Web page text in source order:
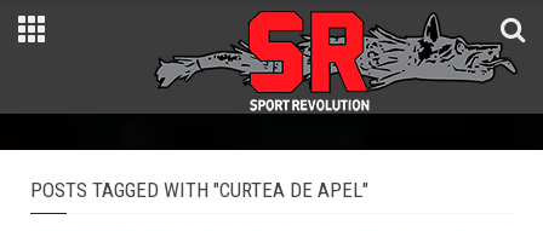
POSTS TAGGED WITH "CURTEA DE APEL"